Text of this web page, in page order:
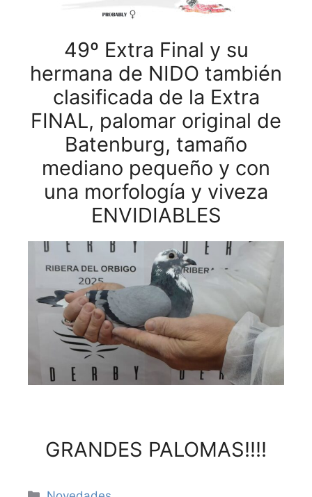
49º Extra Final y su
hermana de NIDO también
clasificada de la Extra
FINAL, palomar original de
Batenburg, tamaño
mediano pequeño y con
una morfología y viveza
ENVIDIABLES
GRANDES PALOMAS!!!!